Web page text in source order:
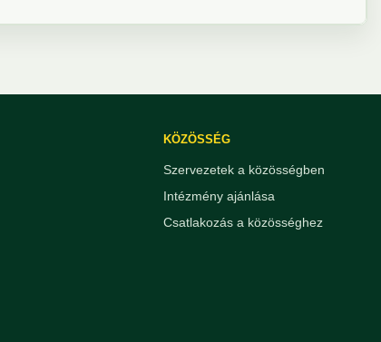
KÖZÖSSÉG
Szervezetek a közösségben
Intézmény ajánlása
Csatlakozás a közösséghez